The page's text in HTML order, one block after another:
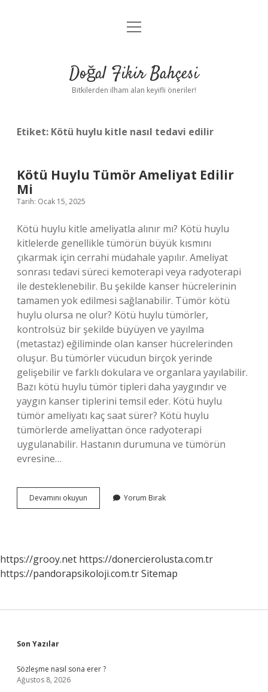
Anasayfa
Yasal Uyarı
menüyü
Doğal Fikir Bahçesi
Bitkilerden ilham alan keyifli öneriler!
Etiket: Kötü huylu kitle nasıl tedavi edilir
Kötü Huylu Tümör Ameliyat Edilir
Mi
Tarih: Ocak 15, 2025
Kötü huylu kitle ameliyatla alınır mı? Kötü huylu
kitlelerde genellikle tümörün büyük kısmını
çıkarmak için cerrahi müdahale yapılır. Ameliyat
sonrası tedavi süreci kemoterapi veya radyoterapi
ile desteklenebilir. Bu şekilde kanser hücrelerinin
tamamen yok edilmesi sağlanabilir. Tümör kötü
huylu olursa ne olur? Kötü huylu tümörler,
kontrolsüz bir şekilde büyüyen ve yayılma
(metastaz) eğiliminde olan kanser hücrelerinden
oluşur. Bu tümörler vücudun birçok yerinde
gelişebilir ve farklı dokulara ve organlara yayılabilir.
Bazı kötü huylu tümör tipleri daha yaygındır ve
yaygın kanser tiplerini temsil eder. Kötü huylu
tümör ameliyatı kaç saat sürer? Kötü huylu
tümörlerde ameliyattan önce radyoterapi
uygulanabilir. Hastanın durumuna ve tümörün
evresine…
Devamını okuyun
Huylu
Yorum Bırak
https://grooy.net https://donercierolusta.com.tr
https://pandorapsikoloji.com.trSitemap
Sidebar
Son Yazılar
Sözleşme nasıl sona erer ?
Ağustos 8, 2026